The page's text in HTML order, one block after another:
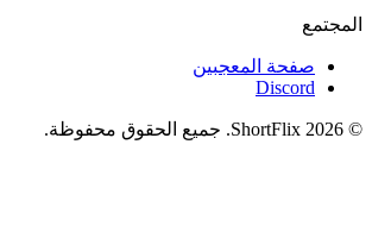
المجتمع
صفحة المعجبين
Discord
© 2026 ShortFlix. جميع الحقوق محفوظة.